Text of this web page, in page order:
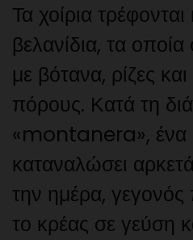
Τα χοίρια
βελανίδια, τα
με βότανα, ρίζες
πόρους. Κατά τη
«montanera», ένα
καταναλώσει
την ημέρα, γεγονός
το κρέας σε γεύση